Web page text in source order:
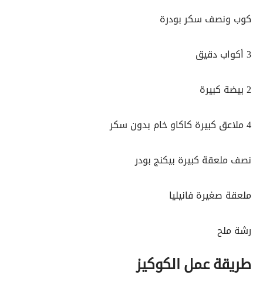
كوب ونصف سكر بودرة
3 أكواب دقيق
2 بيضة كبيرة
4 ملاعق كبيرة كاكاو خام بدون سكر
نصف ملعقة كبيرة بيكنج بودر
ملعقة صغيرة فانيليا
رشة ملح
طريقة عمل الكوكيز